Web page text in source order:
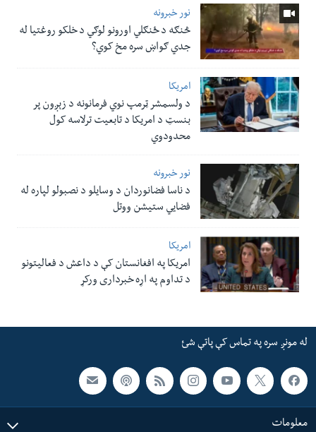
نور خبرونه
څنګه د ځنګلي اورونو لوګي د خلکو روغتیا له
جدي ګواښ سره مخ کوي؟
امریکا
د ولسمشر ټرمپ نوي فرمانونه د زېږون پر
بنسټ د امریکا د تابعیت ترلاسه کول
محدودوي
نور خبرونه
د ناسا فضانوردان د وسایلو د نصبولو لپاره له
فضایي ستیشن ووتل
امریکا
امریکا په افغانستان کې د داعش د فعالیتونو
د تداوم په اړه خبرداری ورکړ
له مونږ سره په تماس کې پاتې شئ
معلومات